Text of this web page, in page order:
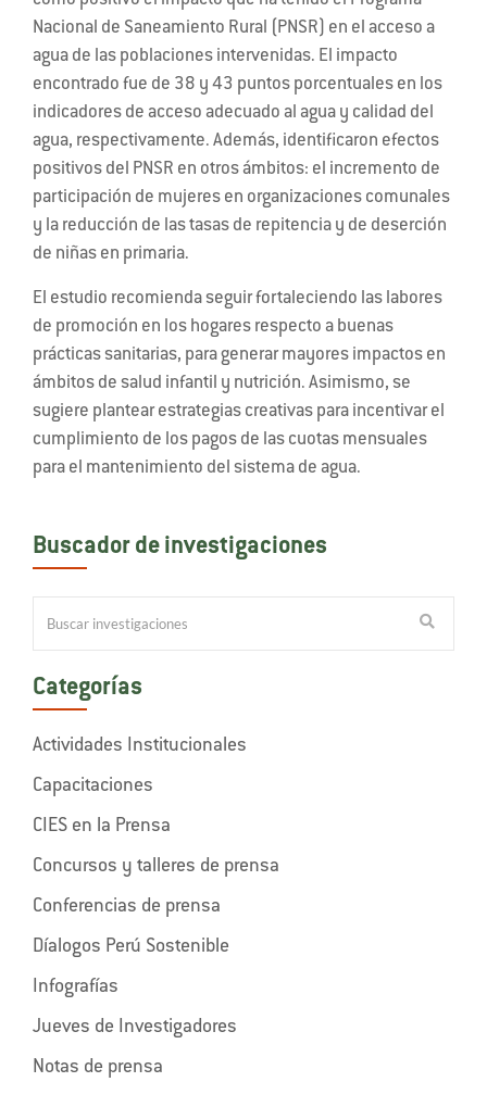
Nacional de Saneamiento Rural (PNSR) en el acceso a
agua de las poblaciones intervenidas. El impacto
encontrado fue de 38 y 43 puntos porcentuales en los
indicadores de acceso adecuado al agua y calidad del
agua, respectivamente. Además, identificaron efectos
positivos del PNSR en otros ámbitos: el incremento de
participación de mujeres en organizaciones comunales
y la reducción de las tasas de repitencia y de deserción
de niñas en primaria.
El estudio recomienda seguir fortaleciendo las labores
de promoción en los hogares respecto a buenas
prácticas sanitarias, para generar mayores impactos en
ámbitos de salud infantil y nutrición. Asimismo, se
sugiere plantear estrategias creativas para incentivar el
cumplimiento de los pagos de las cuotas mensuales
para el mantenimiento del sistema de agua.
Buscador de investigaciones
Categorías
Actividades Institucionales
Capacitaciones
CIES en la Prensa
Concursos y talleres de prensa
Conferencias de prensa
Díalogos Perú Sostenible
Infografías
Jueves de Investigadores
Notas de prensa